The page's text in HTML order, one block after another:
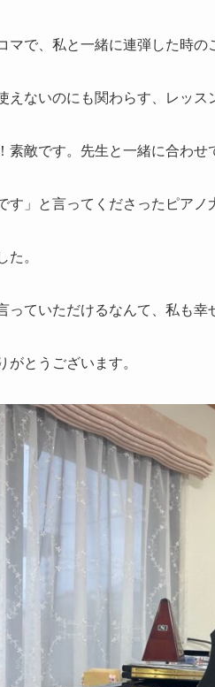
マで、私と一緒に連弾した時
えないのにも関わらす、レッス
素敵です。先生と一緒に合わ
す」と言ってくださったピアノ
た。
っていただけるなんて、私も幸
がとうございます。